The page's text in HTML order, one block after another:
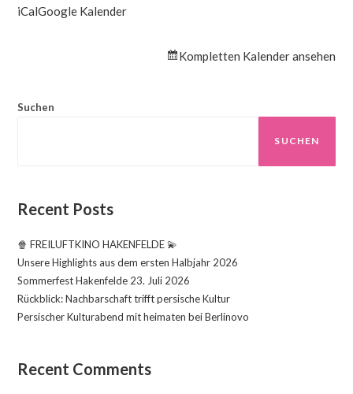
NOVA
iCalGoogle Kalender
Kompletten Kalender ansehen
Suchen
SUCHEN
Recent Posts
🍿 FREILUFTKINO HAKENFELDE 💫
Unsere Highlights aus dem ersten Halbjahr 2026
Sommerfest Hakenfelde 23. Juli 2026
Rückblick: Nachbarschaft trifft persische Kultur
Persischer Kulturabend mit heimaten bei Berlinovo
Recent Comments